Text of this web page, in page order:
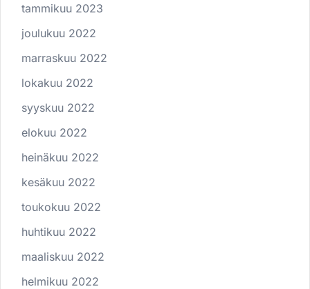
tammikuu 2023
joulukuu 2022
marraskuu 2022
lokakuu 2022
syyskuu 2022
elokuu 2022
heinäkuu 2022
kesäkuu 2022
toukokuu 2022
huhtikuu 2022
maaliskuu 2022
helmikuu 2022